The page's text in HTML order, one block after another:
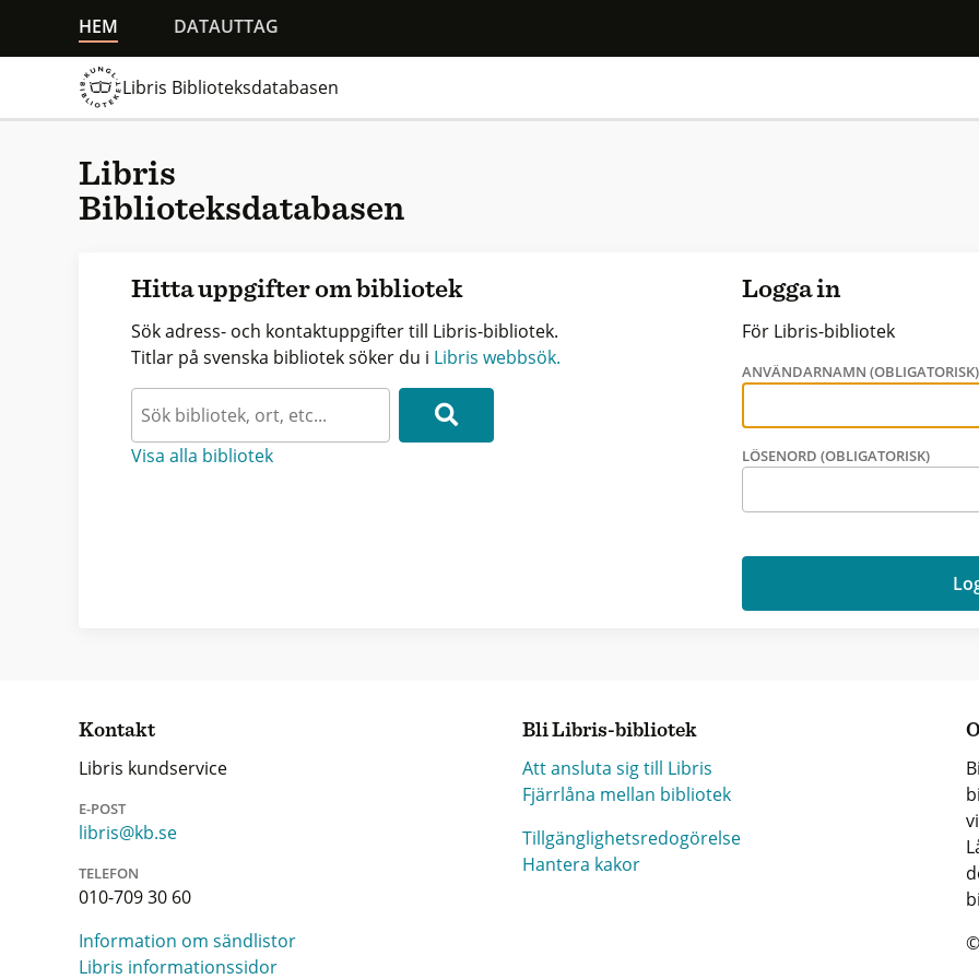
HEM DATAUTTAG
Libris Biblioteksdatabasen
Libris
Biblioteksdatabasen
Hitta uppgifter om bibliotek
Sök adress- och kontaktuppgifter till Libris-bibliotek.
Titlar på svenska bibliotek söker du i Libris webbsök.
Visa alla bibliotek
Logga in
För Libris-bibliotek
ANVÄNDARNAMN (OBLIGATORISK)
LÖSENORD (OBLIGATORISK)
Kontakt
Libris kundservice
E-POST
libris@kb.se
TELEFON
010-709 30 60
Information om sändlistor
Libris informationssidor
Bli Libris-bibliotek
Att ansluta sig till Libris
Fjärrlåna mellan bibliotek
Tillgänglighetsredogörelse
Hantera kakor